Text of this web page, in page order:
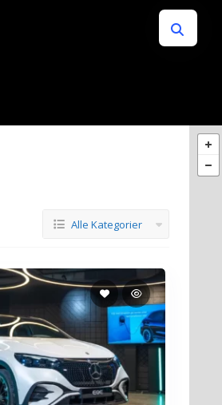
Alle Kategorier